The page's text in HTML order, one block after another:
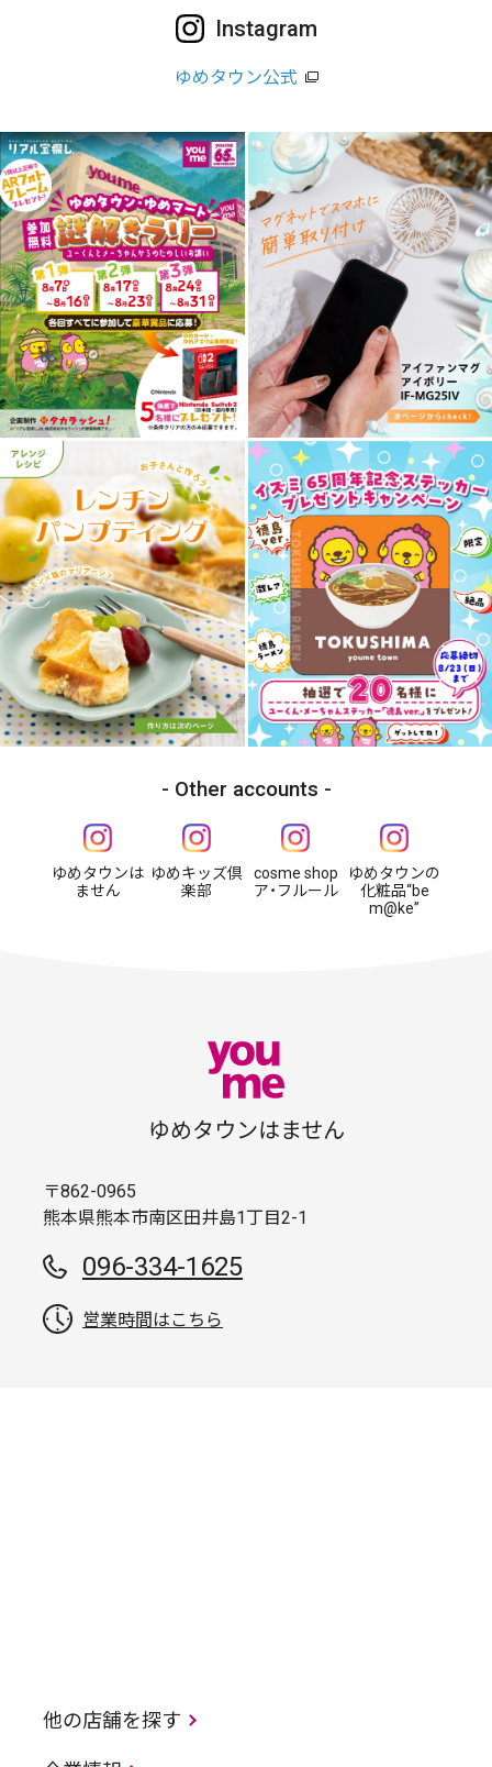
Instagram
ゆめタウン公式
Other accounts
ゆめタウンは
ません
ゆめキッズ倶
楽部
cosme shop
ア・フルール
ゆめタウンの
化粧品“be
m@ke”
ゆめタウンはません
〒862-0965
熊本県熊本市南区田井島1丁目2-1
096-334-1625
営業時間はこちら
他の店舗を探す